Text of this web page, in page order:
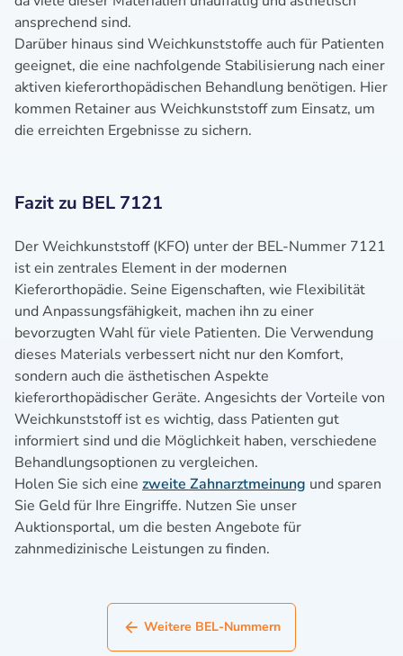
ansprechend sind.
Darüber hinaus sind Weichkunststoffe auch für Patienten
geeignet, die eine nachfolgende Stabilisierung nach einer
aktiven kieferorthopädischen Behandlung benötigen. Hier
kommen Retainer aus Weichkunststoff zum Einsatz, um
die erreichten Ergebnisse zu sichern.
Fazit zu BEL 7121
Der Weichkunststoff (KFO) unter der BEL-Nummer 7121
ist ein zentrales Element in der modernen
Kieferorthopädie. Seine Eigenschaften, wie Flexibilität
und Anpassungsfähigkeit, machen ihn zu einer
bevorzugten Wahl für viele Patienten. Die Verwendung
dieses Materials verbessert nicht nur den Komfort,
sondern auch die ästhetischen Aspekte
kieferorthopädischer Geräte. Angesichts der Vorteile von
Weichkunststoff ist es wichtig, dass Patienten gut
informiert sind und die Möglichkeit haben, verschiedene
Behandlungsoptionen zu vergleichen.
Holen Sie sich eine zweite Zahnarztmeinung und sparen
Sie Geld für Ihre Eingriffe. Nutzen Sie unser
Auktionsportal, um die besten Angebote für
zahnmedizinische Leistungen zu finden.
Weitere BEL-Nummern